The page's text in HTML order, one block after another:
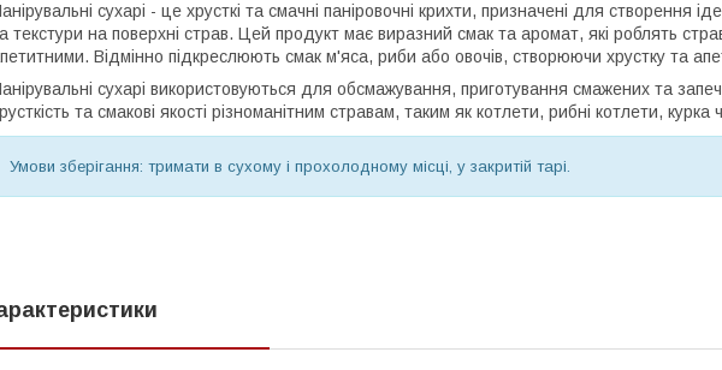
сухарі - це хрусткі та смачні паніровочні крихти, призначені для створення
текстури на поверхні страв. Цей продукт має виразний смак та аромат, які роблять
Відмінно підкреслюють смак м'яса, риби або овочів, створюючи хрустку та
сухарі використовуються для обсмажування, приготування смажених та
та смакові якості різноманітним стравам, таким як котлети, рибні котлети, курка
Умови зберігання: тримати в сухому і прохолодному місці, у закритій тарі.